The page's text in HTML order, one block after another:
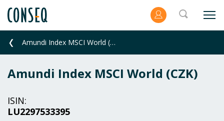
Amundi Index MSCI World (CZK)
Amundi Index MSCI World (CZK)
ISIN:
LU2297533395